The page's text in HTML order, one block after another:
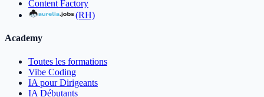
Content Factory
(RH)
Academy
Toutes les formations
Vibe Coding
IA pour Dirigeants
IA Débutants